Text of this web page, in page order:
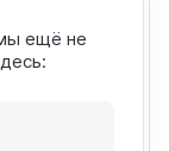
ещё не